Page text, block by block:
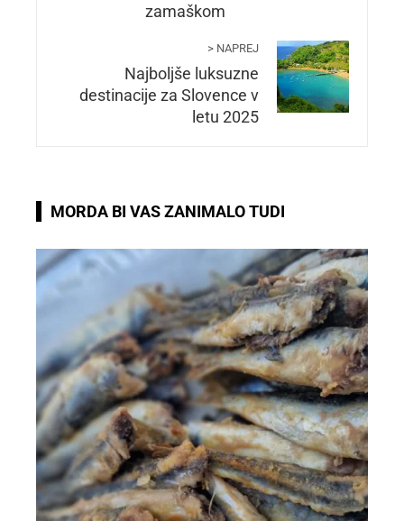
zamaškom
> NAPREJ
Najboljše luksuzne
destinacije za Slovence v
letu 2025
MORDA BI VAS ZANIMALO TUDI